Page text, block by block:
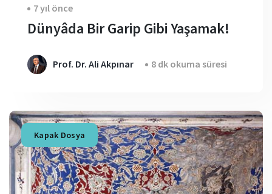
7 yıl önce
Dünyâda Bir Garip Gibi Yaşamak!
Prof. Dr. Ali Akpınar 8 dk okuma süresi
Kapak Dosya